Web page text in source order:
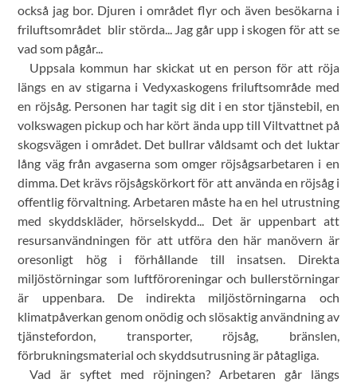
också jag bor. Djuren i området flyr och även besökarna i
friluftsområdet blir störda... Jag går upp i skogen för att se
vad som pågår...
Uppsala kommun har skickat ut en person för att röja
längs en av stigarna i Vedyxaskogens friluftsområde med
en röjsåg. Personen har tagit sig dit i en stor tjänstebil, en
volkswagen pickup och har kört ända upp till Viltvattnet på
skogsvägen i området. Det bullrar våldsamt och det luktar
lång väg från avgaserna som omger röjsågsarbetaren i en
dimma. Det krävs röjsågskörkort för att använda en röjsåg i
offentlig förvaltning. Arbetaren måste ha en hel utrustning
med skyddskläder, hörselskydd... Det är uppenbart att
resursanvändningen för att utföra den här manövern är
oresonligt hög i förhållande till insatsen. Direkta
miljöstörningar som luftföroreningar och bullerstörningar
är uppenbara. De indirekta miljöstörningarna och
klimatpåverkan genom onödig och slösaktig användning av
tjänstefordon, transporter, röjsåg, bränslen,
förbrukningsmaterial och skyddsutrusning är påtagliga.
Vad är syftet med röjningen? Arbetaren går längs